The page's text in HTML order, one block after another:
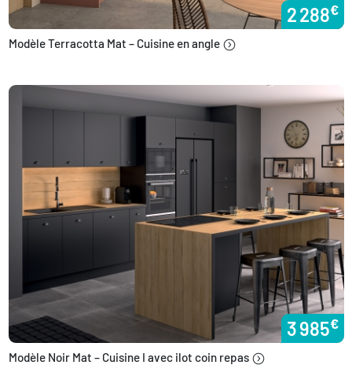
2 288€
Modèle Terracotta Mat – Cuisine en angle
3 985€
Modèle Noir Mat – Cuisine I avec ilot coin repas